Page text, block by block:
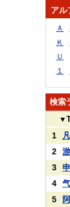
アル
Ａ
Ｋ
Ｕ
１
検索
▼
1
2
3
4
气
5